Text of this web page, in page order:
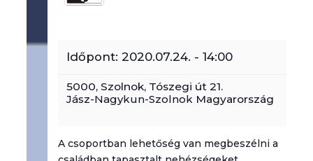
Időpont: 2020.07.24. - 14:00
5000, Szolnok, Tószegi út 21.
Jász-Nagykun-Szolnok Magyarország
A csoportban lehetőség van megbeszélni a